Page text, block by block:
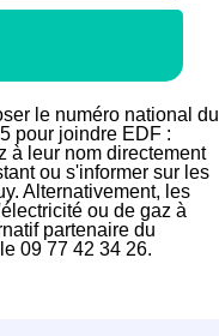
le numéro national du
pour joindre EDF :
à leur nom directement
ou s'informer sur les
Alternativement, les
ou de gaz à
partenaire du
09 77 42 34 26.